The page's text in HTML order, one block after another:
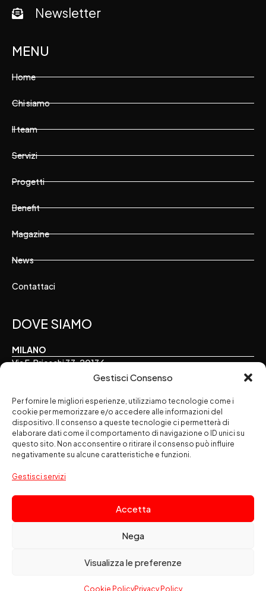
Gestisci Consenso
Per fornire le migliori esperienze, utilizziamo tecnologie come i
cookie per memorizzare e/o accedere alle informazioni del
dispositivo. Il consenso a queste tecnologie ci permetterà di
elaborare dati come il comportamento di navigazione o ID unici su
questo sito. Non acconsentire o ritirare il consenso può influire
negativamente su alcune caratteristiche e funzioni.
Gestisci servizi
Accetta
Nega
Visualizza le preferenze
Cookie PolicyPrivacy Policy
Newsletter
MENU
Home
Chi siamo
Il team
Servizi
Progetti
Benefit
Magazine
News
Contattaci
DOVE SIAMO
MILANO
Via F. Brioschi 33, 20136
Via E. Perrone 16, 10122
ALESSANDRIA
Via Palermo 7, 15121
SEGUICI SUI SOCIAL
- Codice Fiscale: 02083080164 - Partita IVA: 10683390156
Le nostre policy